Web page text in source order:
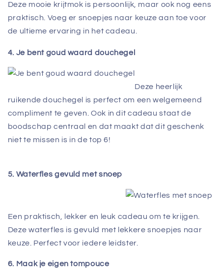
Deze mooie krijtmok is persoonlijk, maar ook nog eens
praktisch. Voeg er snoepjes naar keuze aan toe voor
de ultieme ervaring in het cadeau.
4. Je bent goud waard douchegel
Deze heerlijk
ruikende douchegel is perfect om een welgemeend
compliment te geven. Ook in dit cadeau staat de
boodschap centraal en dat maakt dat dit geschenk
niet te missen is in de top 6!
5. Waterfles gevuld met snoep
Een praktisch, lekker en leuk cadeau om te krijgen.
Deze waterfles is gevuld met lekkere snoepjes naar
keuze. Perfect voor iedere leidster.
6. Maak je eigen tompouce